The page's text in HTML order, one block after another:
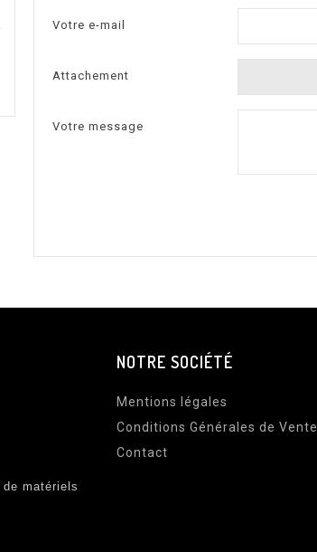
Votre e-mail
Attachement
Votre message
matériels
NOTRE SOCIÉTÉ
Mentions légales
Conditions Générales de Vente
Contact